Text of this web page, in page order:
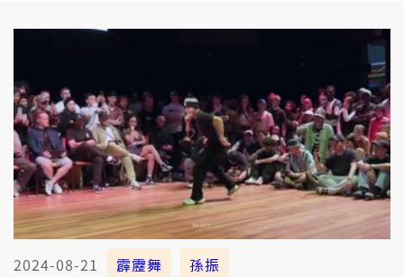
2024-08-21 霹靂舞 孫振